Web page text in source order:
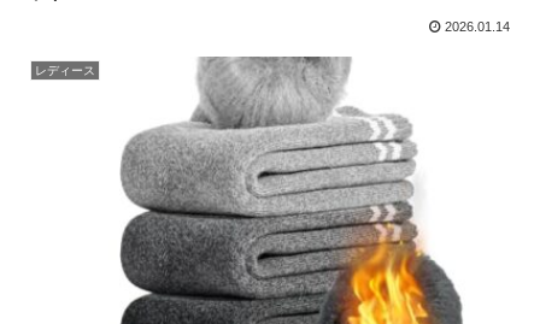
2026.01.14
レディース